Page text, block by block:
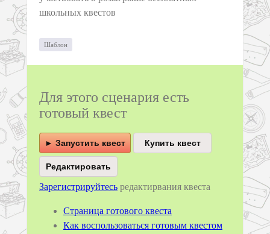
школьных квестов
Шаблон
Для этого сценария есть
готовый квест
► Запустить квест
Зарегистрируйтесь редактирвания квеста
Страница готового квеста
Как воспользоваться готовым квестом